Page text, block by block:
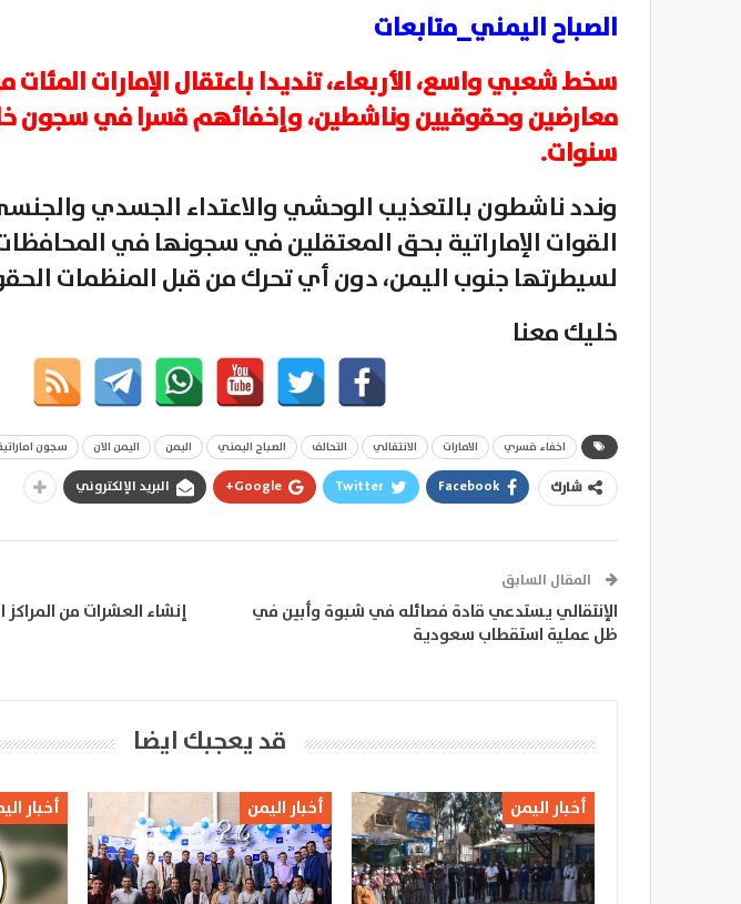
الصباح اليمني_متابعات
سخط شعبي واسع، الأربعاء، تنديدا باعتقال الإمارات المئات
معارضين وحقوقيين وناشطين، وإخفائهم قسرا في سجون
سنوات.
وندد ناشطون بالتعذيب الوحشي والاعتداء الجسدي
القوات الإماراتية بحق المعتقلين في سجونها في
لسيطرتها جنوب اليمن، دون أي تحرك من قبل المنظمات
خليك معنا
اخفاء قسري الامارات الانتقالي التحالف الصباح اليمني اليمن اليمن الان سجون
شارك Facebook
Twitter
Google+ البريد الإلكتروني
المقال السابق
الإنتقالي يستدعي قادة فصائله في شبوة وأبين في
ظل عملية استقطاب سعودية
إنشاء العشرات من المراكز
قد يعجبك ايضا
أخبار اليمن أخبار اليمن أخبار